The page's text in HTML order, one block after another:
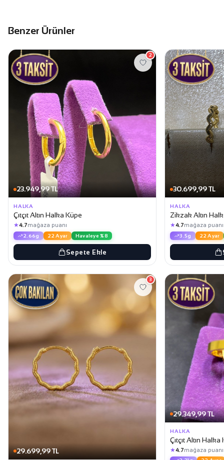
Benzer Ürünler
23.949,99 TL
2
HALKA
Çıtçıt Altın Halka Küpe
★4.7mağaza puanı
2.66g 22 Ayar Havaleye %8
Sepete Ekle
30.699,99 TL
HALKA
Zikzak Altın
★4.7mağaza puanı
3.5g 22 Ayar
29.699,99 TL
3
29.349,99 TL
HALKA
Çıtçıt Altın Halka
★4.7mağaza puanı